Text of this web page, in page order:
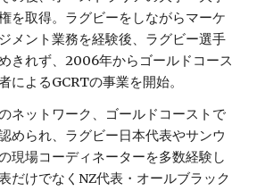
を取得。ラグビーをしながらマーケ
メント業務を経験後、ラグビー選手
きれず、2006年からゴールドコース
によるGCRTの事業を開始。
ネットワーク、ゴールドコーストで
められ、ラグビー日本代表やサンウ
現場コーディネーターを多数経験し
だけでなくNZ代表・オールブラック